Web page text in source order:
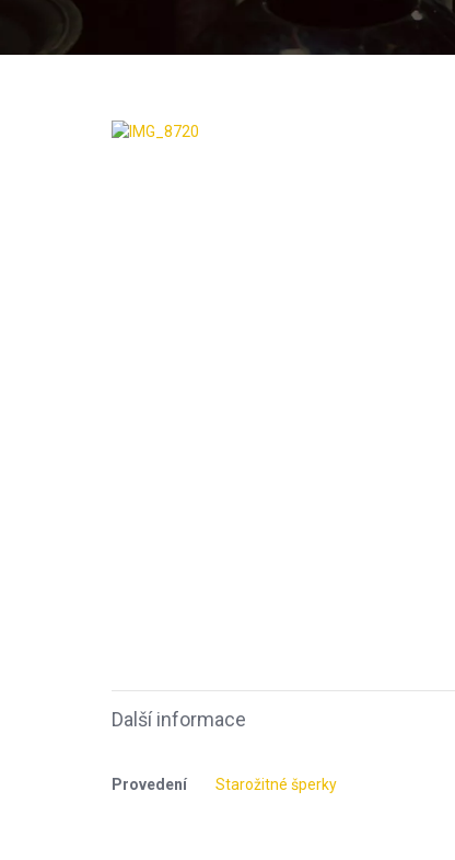
Další informace
Provedení Starožitné šperky